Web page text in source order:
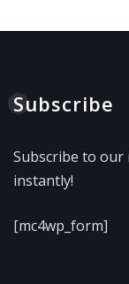
Subscribe
Subscribe to
instantly!
[mc4wp_form]